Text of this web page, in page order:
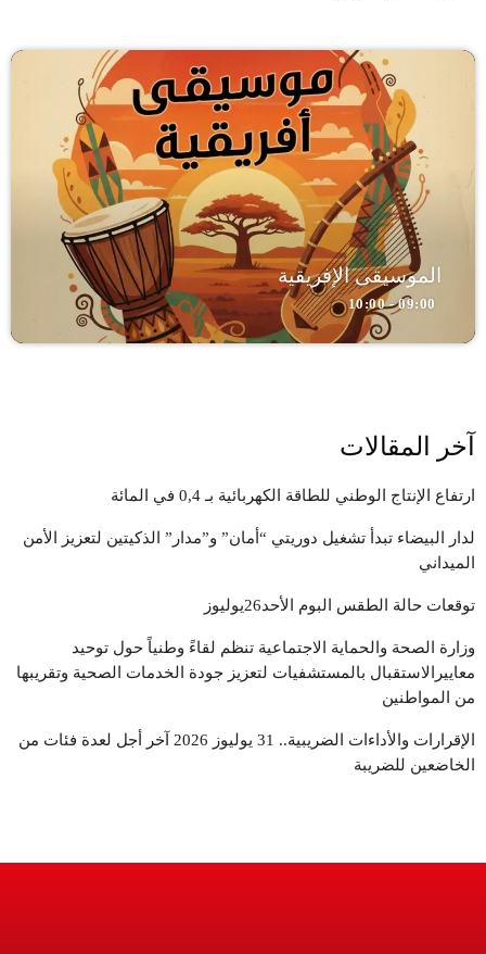
الموسيقى الإفريقية
09:00 - 10:00
آخر المقالات
ارتفاع الإنتاج الوطني للطاقة الكهربائية بـ 0,4 في المائة
لدار البيضاء تبدأ تشغيل دوريتي “أمان” و”مدار” الذكيتين لتعزيز الأمن
الميداني
توقعات حالة الطقس البوم الأحد26يوليوز
وزارة الصحة والحماية الاجتماعية تنظم لقاءً وطنياً حول توحيد
معاييرالاستقبال بالمستشفيات لتعزيز جودة الخدمات الصحية وتقريبها
من المواطنين
الإقرارات والأداءات الضريبية.. 31 يوليوز 2026 آخر أجل لعدة فئات من
الخاضعين للضريبة